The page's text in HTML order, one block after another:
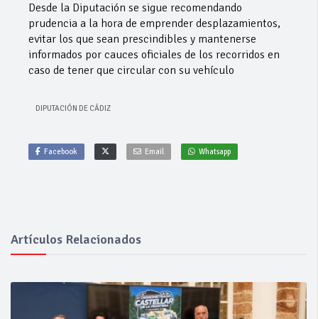
Desde la Diputación se sigue recomendando
prudencia a la hora de emprender desplazamientos,
evitar los que sean prescindibles y mantenerse
informados por cauces oficiales de los recorridos en
caso de tener que circular con su vehículo
DIPUTACIÓN DE CÁDIZ
Facebook Email Whatsapp
Artículos Relacionados